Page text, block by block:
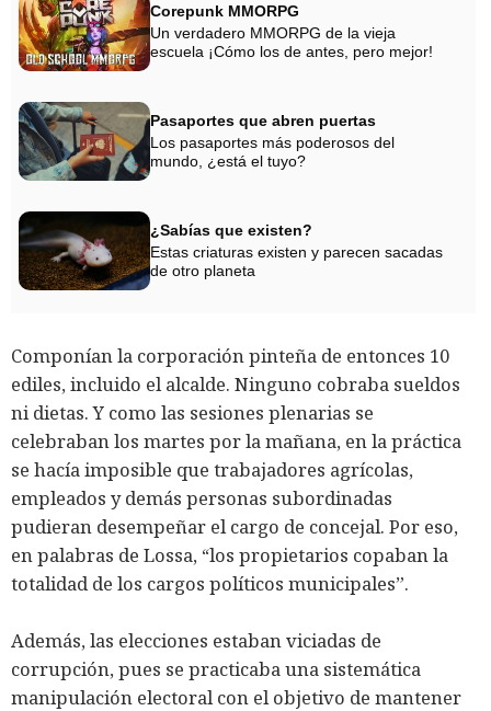
Corepunk MMORPG
Un verdadero MMORPG de la vieja
escuela ¡Cómo los de antes, pero mejor!
Pasaportes que abren puertas
Los pasaportes más poderosos del
mundo, ¿está el tuyo?
¿Sabías que existen?
Estas criaturas existen y parecen sacadas
de otro planeta
Componían la corporación pinteña de entonces 10
ediles, incluido el alcalde. Ninguno cobraba sueldos
ni dietas. Y como las sesiones plenarias se
celebraban los martes por la mañana, en la práctica
se hacía imposible que trabajadores agrícolas,
empleados y demás personas subordinadas
pudieran desempeñar el cargo de concejal. Por eso,
en palabras de Lossa, “los propietarios copaban la
totalidad de los cargos políticos municipales”.
Además, las elecciones estaban viciadas de
corrupción, pues se practicaba una sistemática
manipulación electoral con el objetivo de mantener